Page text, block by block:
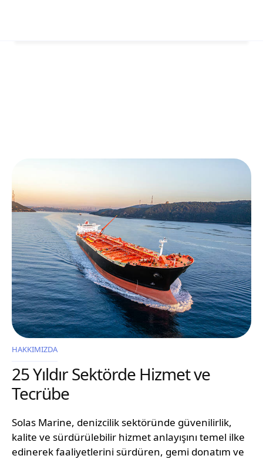
HAKKIMIZDA
25 Yıldır Sektörde Hizmet ve
Tecrübe
Solas Marine, denizcilik sektöründe güvenilirlik,
kalite ve sürdürülebilir hizmet anlayışını temel ilke
edinerek faaliyetlerini sürdüren, gemi donatım ve